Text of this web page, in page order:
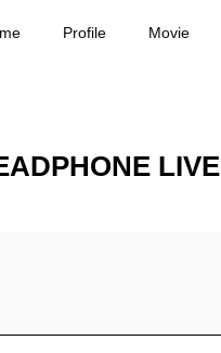
Profile Movie
LIVE